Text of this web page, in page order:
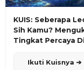
KUIS: Seberapa
Sih Kamu?
Tingkat Percaya
Ikuti Kuisnya ➔